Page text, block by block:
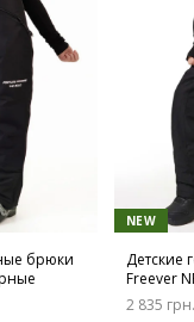
брюки
NEW
Детские
Freever
2 835 грн.